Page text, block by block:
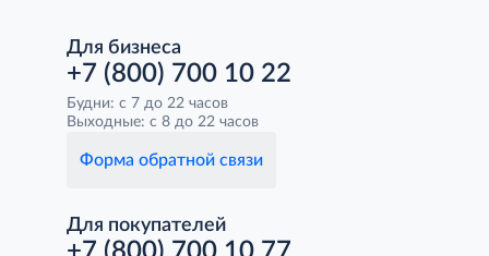
Для бизнеса
+7 (800) 700 10 22
Будни: с 7 до 22 часов
Выходные: с 8 до 22 часов
Форма обратной связи
Для покупателей